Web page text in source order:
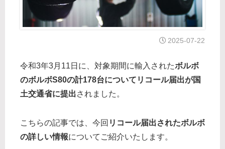
2025-07-22
令和3年3月11日に、対象期間に輸入されたボルボ
のボルボS80の計178台についてリコール届出が国
土交通省に提出されました。
こちらの記事では、今回 リコール届出されたボルボ
の詳しい情報についてご紹介いたします。